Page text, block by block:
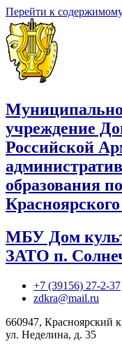
Перейти к
учреждение
Российской
образования
МБУ Дом
ЗАТО п.
+7 (39156) 27-2-37
zdkra@mail.ru
660947,
ул. Неделина, д. 35